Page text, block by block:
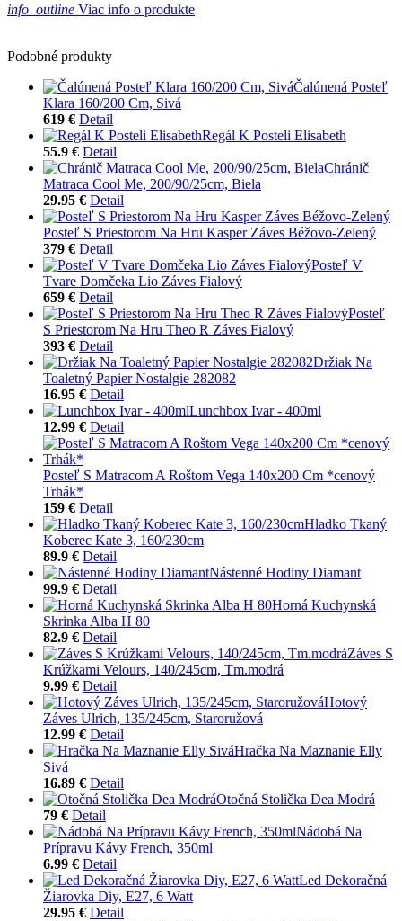
info_outline Viac info o produkte
Podobné produkty
Čalúnená Posteľ
Klara 160/200 Cm, Sivá
619 € Detail
Regál K Posteli Elisabeth
55.9 € Detail
Chránič
Matraca Cool Me, 200/90/25cm, Biela
29.95 € Detail
Posteľ S Priestorom Na Hru Kasper Záves Béžovo-Zelený
379 € Detail
Posteľ V
Tvare Domčeka Lio Záves Fialový
659 € Detail
Posteľ
S Priestorom Na Hru Theo R Záves Fialový
393 € Detail
Držiak Na
Toaletný Papier Nostalgie 282082
16.95 € Detail
Lunchbox Ivar - 400ml
12.99 € Detail
Posteľ S Matracom A Roštom Vega 140x200 Cm *cenový
Trhák*
159 € Detail
Hladko Tkaný
Koberec Kate 3, 160/230cm
89.9 € Detail
Nástenné Hodiny Diamant
99.9 € Detail
Horná Kuchynská
Skrinka Alba H 80
82.9 € Detail
Záves S
Krúžkami Velours, 140/245cm, Tm.modrá
9.99 € Detail
Hotový
Záves Ulrich, 135/245cm, Staroružová
12.99 € Detail
Hračka Na Maznanie Elly
Sivá
16.89 € Detail
Otočná Stolička Dea Modrá
79 € Detail
Nádobá Na
Prípravu Kávy French, 350ml
6.99 € Detail
Led Dekoračná
Žiarovka Diy, E27, 6 Watt
29.95 € Detail